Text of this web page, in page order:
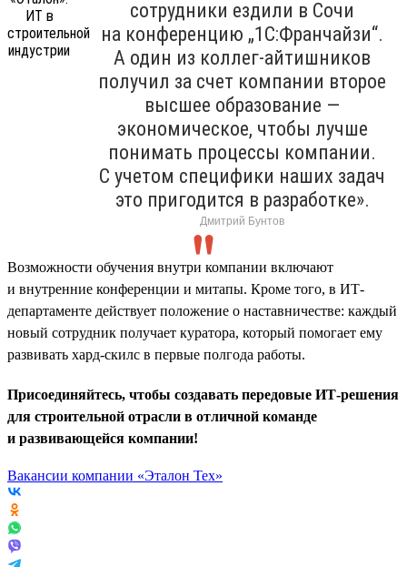
сотрудники ездили в Сочи
на конференцию „1С:Франчайзи“.
А один из коллег-айтишников
получил за счет компании второе
высшее образование —
экономическое, чтобы лучше
понимать процессы компании.
С учетом специфики наших задач
это пригодится в разработке».
Дмитрий Бунтов
Возможности обучения внутри компании включают
и внутренние конференции и митапы. Кроме того, в ИТ-
департаменте действует положение о наставничестве: каждый
новый сотрудник получает куратора, который помогает ему
развивать хард-скилс в первые полгода работы.
Присоединяйтесь, чтобы создавать передовые ИТ-решения
для строительной отрасли в отличной команде
и развивающейся компании!
Вакансии компании «Эталон Тех»